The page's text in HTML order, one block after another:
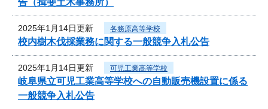
2025年1月14日更新 各務原高等学校
校内樹木伐採業務に関する一般競争入札公告
2025年1月14日更新 可児工業高等学校
岐阜県立可児工業高等学校への自動販売機設置に係る
一般競争入札公告